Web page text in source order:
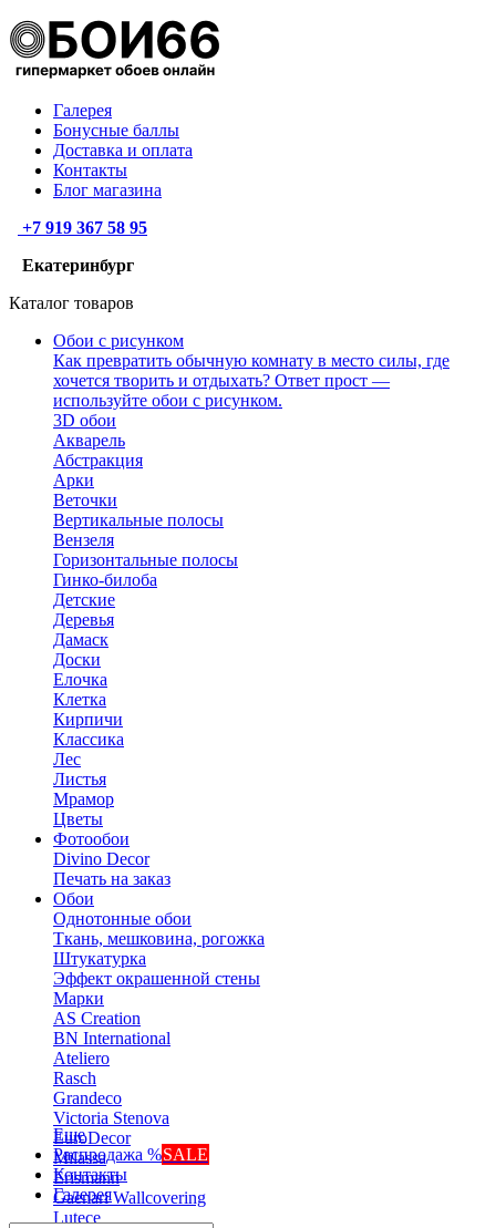
Галерея
Бонусные баллы
Доставка и оплата
Контакты
Блог магазина
+7 919 367 58 95
Екатеринбург
Каталог товаров
Обои с рисунком
Как превратить обычную комнату в место силы, где
хочется творить и отдыхать? Ответ прост —
используйте обои с рисунком.
3D обои
Акварель
Абстракция
Арки
Веточки
Вертикальные полосы
Вензеля
Горизонтальные полосы
Гинко-билоба
Детские
Деревья
Дамаск
Доски
Елочка
Клетка
Кирпичи
Классика
Лес
Листья
Мрамор
Цветы
Фотообои
Divino Decor
Печать на заказ
Обои
Однотонные обои
Ткань, мешковина, рогожка
Штукатурка
Эффект окрашенной стены
Марки
AS Creation
BN International
Ateliero
Rasch
Grandeco
Victoria Stenova
EuroDecor
Milassa
Erismann
Gaenari Wallcovering
Lutece
Еще
Распродажа %SALE
Контакты
Галерея